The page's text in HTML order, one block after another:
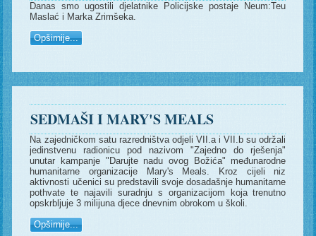
Danas smo ugostili djelatnike Policijske postaje Neum:Teu
Maslać i Marka Zrimšeka.
Opširnije...
SEDMAŠI I MARY'S MEALS
Na zajedničkom satu razredništva odjeli VII.a i VII.b su održali
jedinstvenu radionicu pod nazivom "Zajedno do rješenja"
unutar kampanje "Darujte nadu ovog Božića" međunarodne
humanitarne organizacije Mary's Meals. Kroz cijeli niz
aktivnosti učenici su predstavili svoje dosadašnje humanitarne
pothvate te najavili suradnju s organizacijom koja trenutno
opskrbljuje 3 milijuna djece dnevnim obrokom u školi.
Opširnije...